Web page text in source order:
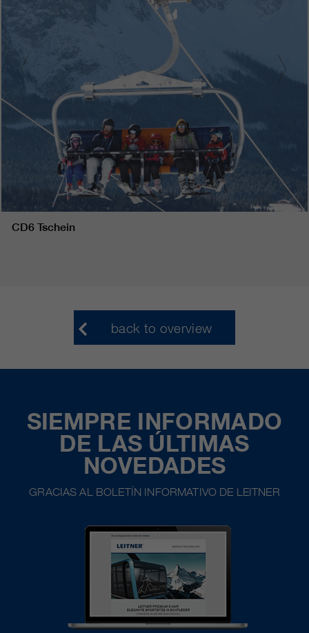
CD6 Tschein
back to overview
SIEMPRE INFORMADO
DE LAS ÚLTIMAS
NOVEDADES
GRACIAS AL BOLETÍN INFORMATIVO DE LEITNER